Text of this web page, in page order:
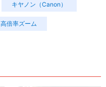
キヤノン（Canon）
高倍率ズーム